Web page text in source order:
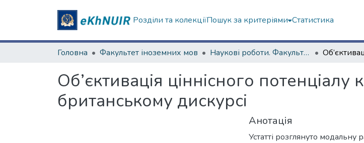
Розділи та колекціїПошук за критеріями Статистика
Головна Факультет іноземних мов Наукові роботи. Факультет іноземних мов
Об’єктивація ціннісного
британському дискурсі
Анотація
Устатті розглянуто модальну